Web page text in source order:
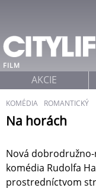
FILM
KOMÉDIA ROMANTICKÝ
Na horách
Nová
komédia Rudolfa
prostredníctvom
AKCIE